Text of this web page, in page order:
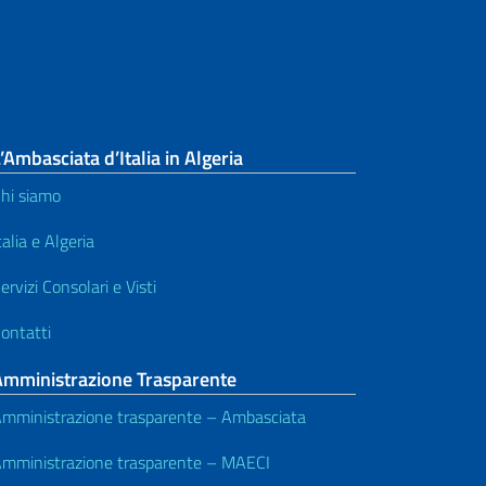
d’Italia in Algeria
siamo
e Algeria
Consolari e Visti
Trasparente
trasparente – Ambasciata
trasparente – MAECI